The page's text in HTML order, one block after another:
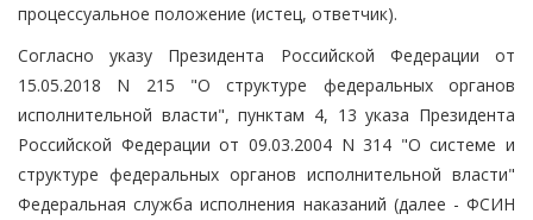
процессуальное положение (истец, ответчик).
Согласно указу Президента Российской Федерации от
15.05.2018 N 215 "О структуре федеральных органов
исполнительной власти", пунктам 4, 13 указа Президента
Российской Федерации от 09.03.2004 N 314 "О системе и
структуре федеральных органов исполнительной власти"
Федеральная служба исполнения наказаний (далее - ФСИН